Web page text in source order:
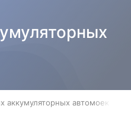
аккумуляторных автомоек